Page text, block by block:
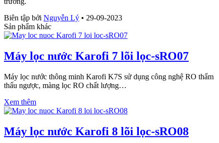
Biên tập bởi Nguyễn Lý • 29-09-2023
Sản phẩm khác
Máy lọc nước Karofi 7 lõi lọc-sRO07
Máy lọc nước thông minh Karofi K7S sử dụng công nghệ RO thẩm
thấu ngược, màng lọc RO chất lượng…
Xem thêm
Máy lọc nước Karofi 8 lõi lọc-sRO08